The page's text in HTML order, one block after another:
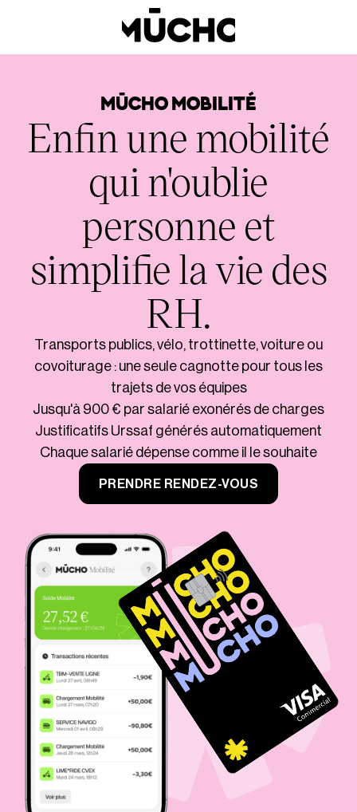
MŪCHO MOBILITÉ
Enfin une mobilité
qui n'oublie
personne et
simplifie la vie des
RH.
Transports publics, vélo, trottinette, voiture ou
covoiturage : une seule cagnotte pour tous les
trajets de vos équipes
Jusqu'à 900 € par salarié exonérés de charges
Justificatifs Urssaf générés automatiquement
Chaque salarié dépense comme il le souhaite
PRENDRE RENDEZ-VOUS